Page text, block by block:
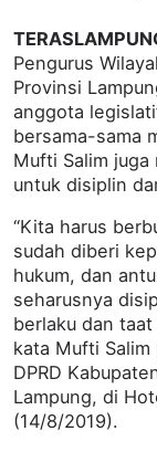
Pengurus
Provinsi
anggota
bersama-sama
Mufti Salim
untuk disiplin
“Kita harus
sudah diberi
hukum, dan
seharusnya
berlaku dan
kata Mufti Salim
DPRD
Lampung, di
(14/8/2019).